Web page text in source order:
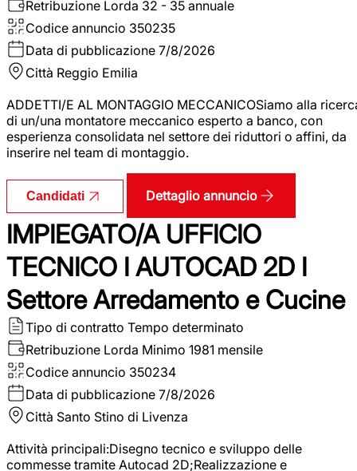
Retribuzione Lorda 32 - 35 annuale
Codice annuncio 350235
Data di pubblicazione 7/8/2026
Città Reggio Emilia
ADDETTI/E AL MONTAGGIO MECCANICOSiamo alla
di un/una montatore meccanico esperto a banco, con
esperienza consolidata nel settore dei riduttori o affini, da
inserire nel team di montaggio.
Candidati Dettaglio annuncio
IMPIEGATO/A UFFICIO
TECNICO I AUTOCAD 2D I
Settore Arredamento e Cucine
Tipo di contratto Tempo determinato
Retribuzione Lorda Minimo 1981 mensile
Codice annuncio 350234
Data di pubblicazione 7/8/2026
Città Santo Stino di Livenza
Attività principali:Disegno tecnico e sviluppo delle
commesse tramite Autocad 2D;Realizzazione e